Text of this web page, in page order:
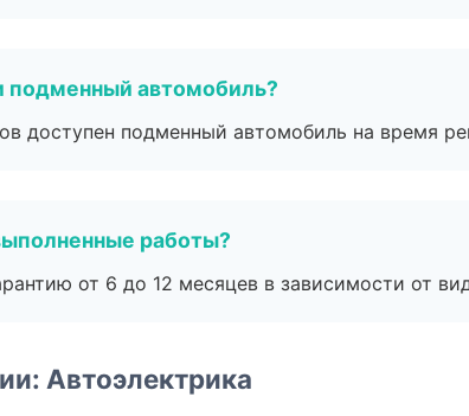
подменный автомобиль?
доступен подменный автомобиль на время
работы?
от 6 до 12 месяцев в зависимости от
Автоэлектрика